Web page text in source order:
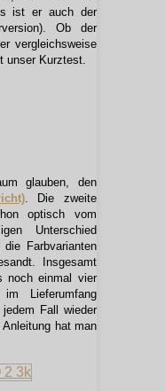
ist er auch der
Ob der
vergleichsweise
unser Kurztest.
glauben, den
. Die zweite
optisch vom
Unterschied
Farbvarianten
Insgesamt
noch einmal vier
Lieferumfang
Fall wieder
hat man